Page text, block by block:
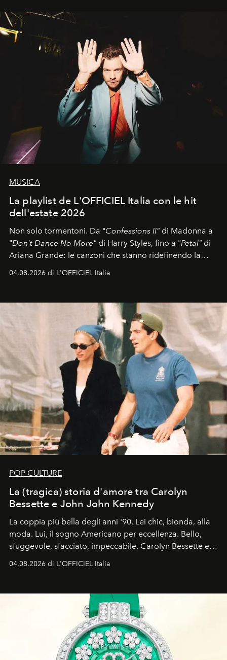
di esprimere identità, visione e desiderio.
MUSICA
La playlist de L'OFFICIEL Italia con le hit
dell'estate 2026
Non solo tormentoni. Da "Confessions II" di Madonna a
"Don't Dance No More" di Harry Styles, fino a "Petal" di
Ariana Grande: le canzoni che stanno ridefinendo la
04.08.2026 di L'OFFICIEL Italia
POP CULTURE
La (tragica) storia d'amore tra Carolyn
Bessette e John John Kennedy
La coppia più bella degli anni '90. Lei chic, bionda, alla
moda. Lui, il sogno Americano per eccellenza. Bello,
sfuggevole, sfacciato, impeccabile. Carolyn Bessette e
04.08.2026 di L'OFFICIEL Italia